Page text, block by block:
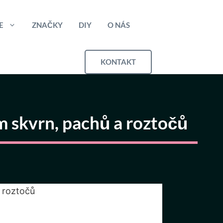
ZNAČKY DIY O NÁS
KONTAKT
skvrn, pachů a roztočů
roztočů